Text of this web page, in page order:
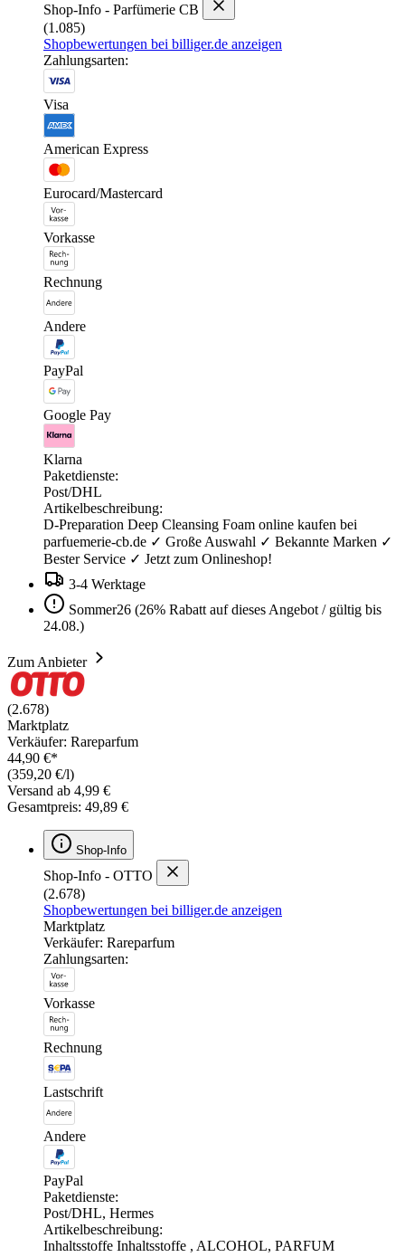
Shop-Info - Parfümerie CB
(1.085)
Shopbewertungen bei billiger.de anzeigen
Zahlungsarten:
Visa
American Express
Eurocard/Mastercard
Vorkasse
Rechnung
Andere
PayPal
Google Pay
Klarna
Paketdienste:
Post/DHL
Artikelbeschreibung:
D-Preparation Deep Cleansing Foam online kaufen bei
parfuemerie-cb.de ✓ Große Auswahl ✓ Bekannte Marken ✓
Bester Service ✓ Jetzt zum Onlineshop!
3-4 Werktage
Sommer26 (26% Rabatt auf dieses Angebot / gültig bis
24.08.)
Zum Anbieter
(2.678)
Marktplatz
Verkäufer: Rareparfum
44,90 €*
(359,20 €/l)
Versand ab 4,99 €
Gesamtpreis: 49,89 €
Shop-Info
Shop-Info - OTTO
(2.678)
Shopbewertungen bei billiger.de anzeigen
Marktplatz
Verkäufer: Rareparfum
Zahlungsarten:
Vorkasse
Rechnung
Lastschrift
Andere
PayPal
Paketdienste:
Post/DHL, Hermes
Artikelbeschreibung:
Inhaltsstoffe Inhaltsstoffe , ALCOHOL, PARFUM